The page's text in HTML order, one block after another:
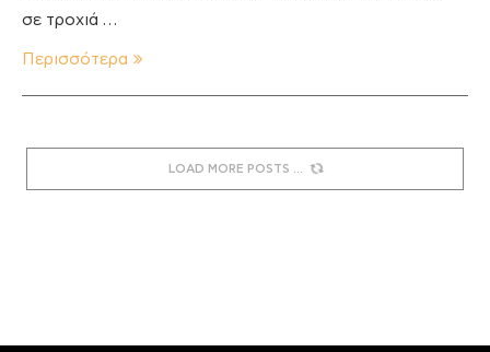
σε τροχιά …
Περισσότερα
LOAD MORE POSTS